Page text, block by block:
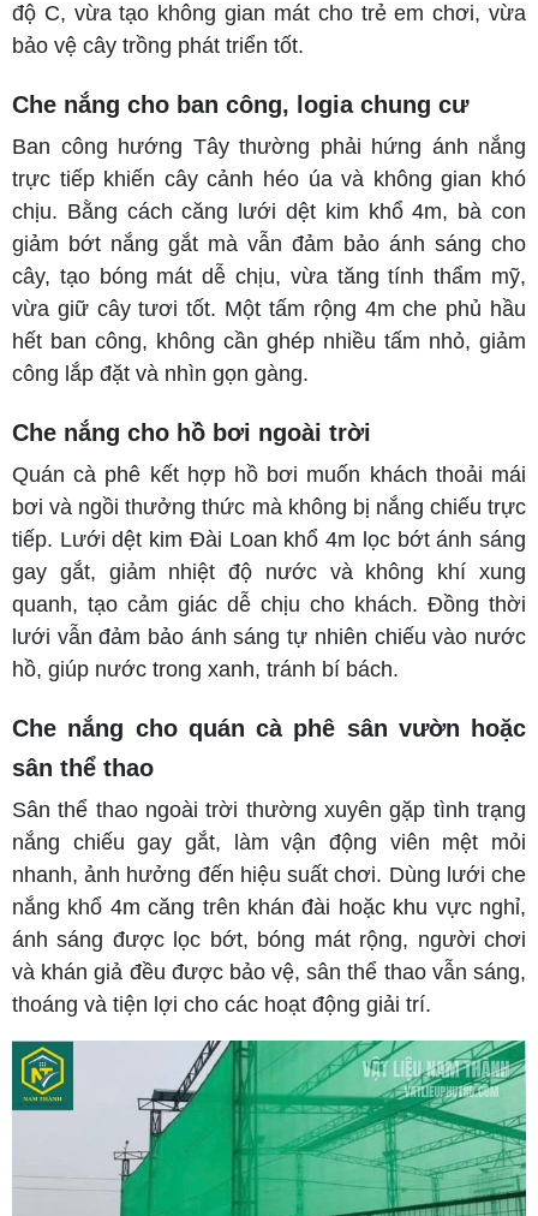
độ C, vừa tạo không gian mát cho trẻ em chơi, vừa
bảo vệ cây trồng phát triển tốt.
Che nắng cho ban công, logia chung cư
Ban công hướng Tây thường phải hứng ánh nắng
trực tiếp khiến cây cảnh héo úa và không gian khó
chịu. Bằng cách căng lưới dệt kim khổ 4m, bà con
giảm bớt nắng gắt mà vẫn đảm bảo ánh sáng cho
cây, tạo bóng mát dễ chịu, vừatăng tính thẩm mỹ,
vừa giữ cây tươi tốt. Một tấm rộng 4m che phủ hầu
hết ban công, không cần ghép nhiều tấm nhỏ, giảm
công lắp đặt và nhìn gọn gàng.
Che nắng cho hồ bơi ngoài trời
Quán cà phê kết hợp hồ bơi muốn khách thoải mái
bơi và ngồi thưởng thức mà không bị nắng chiếu trực
tiếp. Lưới dệt kim Đài Loan khổ 4m lọc bớt ánh sáng
gay gắt, giảm nhiệt độ nước và không khí xung
quanh, tạo cảm giác dễ chịu cho khách. Đồng thời
lưới vẫn đảm bảo ánh sáng tự nhiên chiếu vào nước
hồ, giúp nước trong xanh, tránh bí bách.
Che nắng cho quán cà phê sân vườn hoặc
sân thể thao
Sân thể thao ngoài trời thường xuyên gặp tình trạng
nắng chiếu gay gắt, làm vận động viên mệt mỏi
nhanh, ảnh hưởng đến hiệu suất chơi. Dùng lưới che
nắng khổ 4m căng trên khán đài hoặc khu vực nghỉ,
ánh sáng được lọc bớt, bóng mát rộng, người chơi
và khán giả đều được bảo vệ, sân thể thao vẫn sáng,
thoáng và tiện lợi cho các hoạt động giải trí.